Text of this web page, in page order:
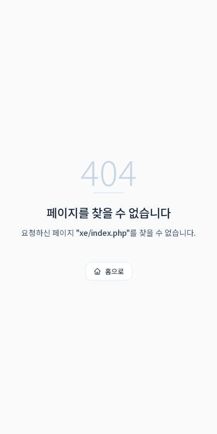
404
페이지를 찾을 수 없습니다
요청하신 페이지 "xe/index.php"를 찾을 수 없습니다.
홈으로